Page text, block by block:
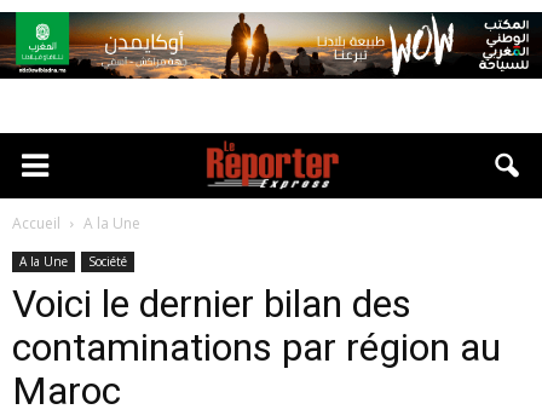
Accueil A la Une
A la Une Société
Voici le dernier bilan des
contaminations par région au
Maroc